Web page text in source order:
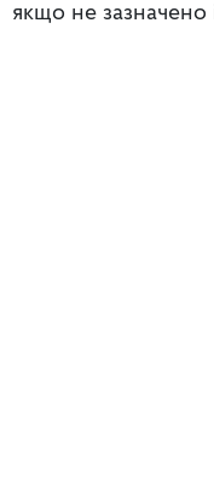
якщо не зазначено